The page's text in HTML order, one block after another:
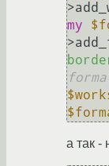
my
а так -